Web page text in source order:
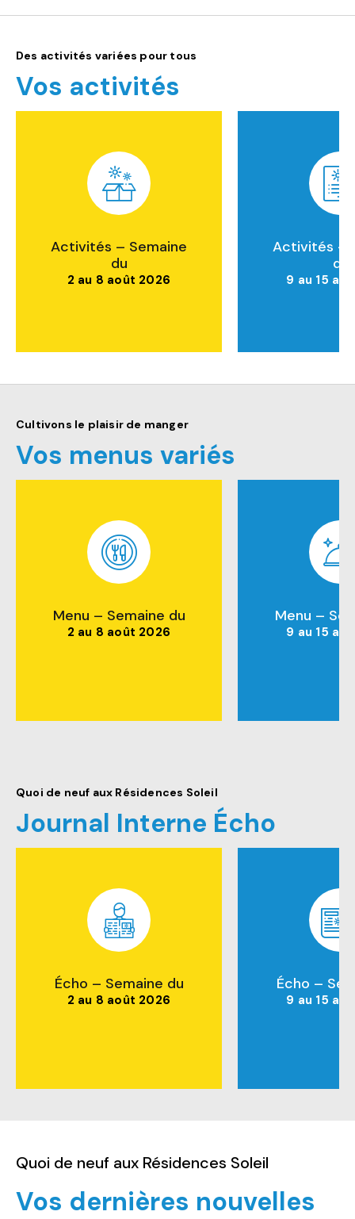
Des activités variées pour tous
Vos activités
Activités – Semaine
du
2 au 8 août 2026
Activités –
du
9 au 15
Cultivons le plaisir de manger
Vos menus variés
Menu – Semaine du
2 au 8 août 2026
Menu –
9 au 15
Quoi de neuf aux Résidences Soleil
Journal Interne Écho
Écho – Semaine du
2 au 8 août 2026
Écho –
9 au 15
Quoi de neuf aux Résidences Soleil
Vos dernières nouvelles